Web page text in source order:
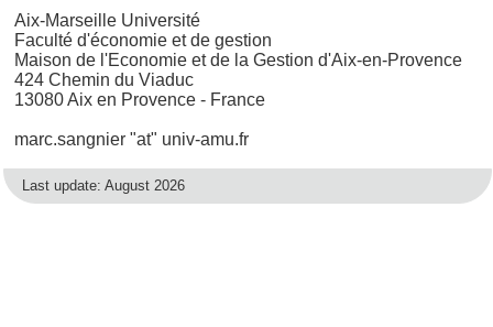
Aix-Marseille Université
Faculté d'économie et de gestion
Maison de l'Economie et de la Gestion d'Aix-en-Provence
424 Chemin du Viaduc
13080 Aix en Provence - France
marc.sangnier "at" univ-amu.fr
Last update: August 2026